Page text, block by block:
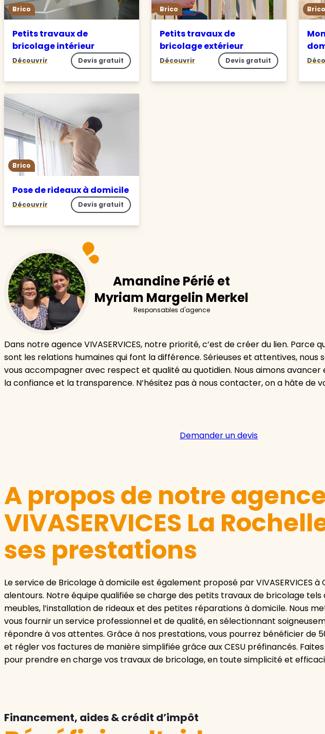
Brico
Petits travaux de
bricolage intérieur
Découvrir Devis gratuit
Brico
Petits travaux de
bricolage extérieur
Découvrir Devis gratuit
Brico
Brico
Pose de rideaux à domicile
Découvrir Devis gratuit
Amandine Périé et
Myriam Margelin Merkel
Responsables d'agence
Dans notre agence VIVASERVICES, notre priorité, c’est de créer du lien. Parce
sont les relations humaines qui font la différence. Sérieuses et attentives, nous
vous accompagner avec respect et qualité au quotidien. Nous aimons avancer
la confiance et la transparence. N’hésitez pas à nous contacter, on a hâte de
Demander un devis
A propos de notre
VIVASERVICES La
ses prestations
Le service de Bricolage à domicile est également proposé par VIVASERVICES
alentours. Notre équipe qualifiée se charge des petits travaux de bricolage
meubles, l’installation de rideaux et des petites réparations à domicile. Nous
vous fournir un service professionnel et de qualité, en sélectionnant
répondre à vos attentes. Grâce à nos prestations, vous pourrez bénéficier de
et régler vos factures de manière simplifiée grâce aux CESU préfinancés. Faites
pour prendre en charge vos travaux de bricolage, en toute simplicité et
Financement, aides & crédit d’impôt